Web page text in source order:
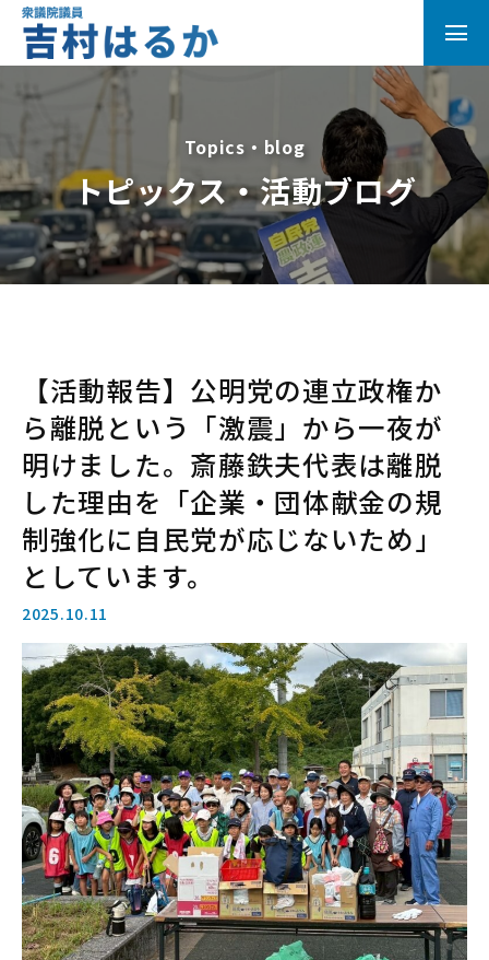
Topics・blog
トピックス・活動ブログ
【活動報告】公明党の連立政権か
ら離脱という「激震」から一夜が
明けました。斎藤鉄夫代表は離脱
した理由を「企業・団体献金の規
制強化に自民党が応じないため」
としています。
2025.10.11